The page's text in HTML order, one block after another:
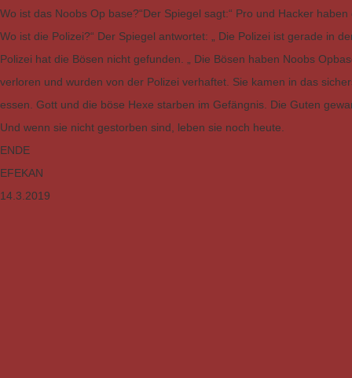
Wo ist das Noobs Op base?“Der Spiegel sagt:“ Pro und Hacker
Wo ist die Polizei?“ Der Spiegel antwortet: „ Die Polizei ist gerade in
Polizei hat die Bösen nicht gefunden. „ Die Bösen haben Noobs
verloren und wurden von der Polizei verhaftet. Sie kamen in das
essen. Gott und die böse Hexe starben im Gefängnis. Die Guten
Und wenn sie nicht gestorben sind, leben sie noch heute.
ENDE
EFEKAN
14.3.2019